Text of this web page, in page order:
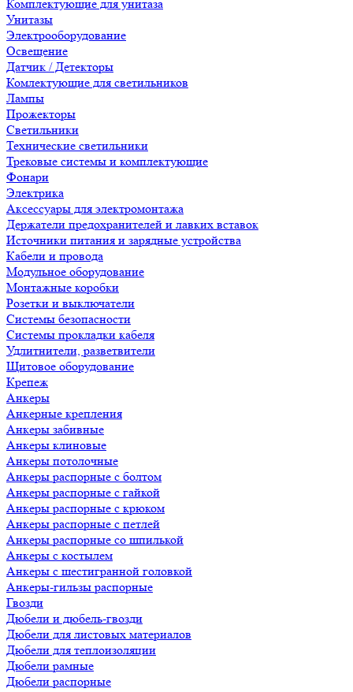
Комплектующие для унитаза
Унитазы
Электрооборудование
Освещение
Датчик / Детекторы
Комлектующие для светильников
Лампы
Прожекторы
Светильники
Технические светильники
Трековые системы и комплектующие
Фонари
Электрика
Аксессуары для электромонтажа
Держатели предохранителей и лавких вставок
Источники питания и зарядные устройства
Кабели и провода
Модульное оборудование
Монтажные коробки
Розетки и выключатели
Системы безопасности
Системы прокладки кабеля
Удлитнители, разветвители
Щитовое оборудование
Крепеж
Анкеры
Анкерные крепления
Анкеры забивные
Анкеры клиновые
Анкеры потолочные
Анкеры распорные с болтом
Анкеры распорные с гайкой
Анкеры распорные с крюком
Анкеры распорные с петлей
Анкеры распорные со шпилькой
Анкеры с костылем
Анкеры с шестигранной головкой
Анкеры-гильзы распорные
Гвозди
Дюбели и дюбель-гвозди
Дюбели для листовых материалов
Дюбели для теплоизоляции
Дюбели рамные
Дюбели распорные